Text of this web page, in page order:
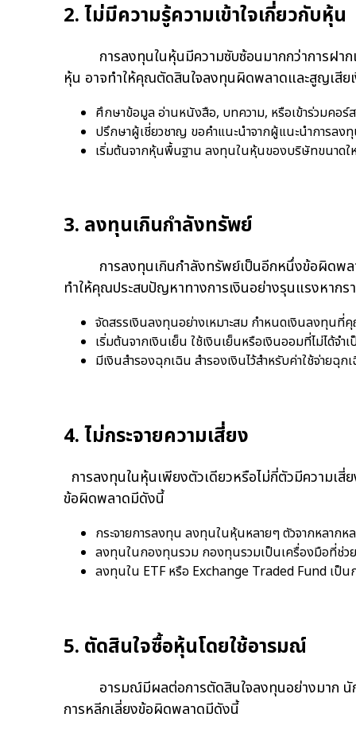
2. ไม่มีความรู้ความเข้าใจเกี่ยวกับหุ้น
การลงทุนในหุ้นมีความซับซ้อนมากกว่าการฝากเ
หุ้น อาจทำให้คุณตัดสินใจลงทุนผิดพลาดและสูญเสีย
ศึกษาข้อมูล อ่านหนังสือ, บทความ, หรือเข้าร่วมคอ
ปรึกษาผู้เชี่ยวชาญ ขอคำแนะนำจากผู้แนะนำการล
เริ่มต้นจากหุ้นพื้นฐาน ลงทุนในหุ้นของบริษัทขนา
3. ลงทุนเกินกำลังทรัพย์
การลงทุนเกินกำลังทรัพย์เป็นอีกหนึ่งข้อผิดพลาด
ทำให้คุณประสบปัญหาทางการเงินอย่างรุนแรงหาก
จัดสรรเงินลงทุนอย่างเหมาะสม กำหนดเงินลงทุนที่
เริ่มต้นจากเงินเย็น ใช้เงินเย็นหรือเงินออมที่ไม่ได้จ
มีเงินสำรองฉุกเฉิน สำรองเงินไว้สำหรับค่าใช้จ่ายฉุ
4. ไม่กระจายความเสี่ยง
การลงทุนในหุ้นเพียงตัวเดียวหรือไม่กี่ตัวมีความเ
ข้อผิดพลาดมีดังนี้
กระจายการลงทุน ลงทุนในหุ้นหลายๆ ตัวจากหลากห
ลงทุนในกองทุนรวม กองทุนรวมเป็นเครื่องมือที่ช่วย
ลงทุนใน ETF หรือ Exchange Traded Fund เป็
5. ตัดสินใจซื้อหุ้นโดยใช้อารมณ์
อารมณ์มีผลต่อการตัดสินใจลงทุนอย่างมาก นักล
การหลีกเลี่ยงข้อผิดพลาดมีดังนี้